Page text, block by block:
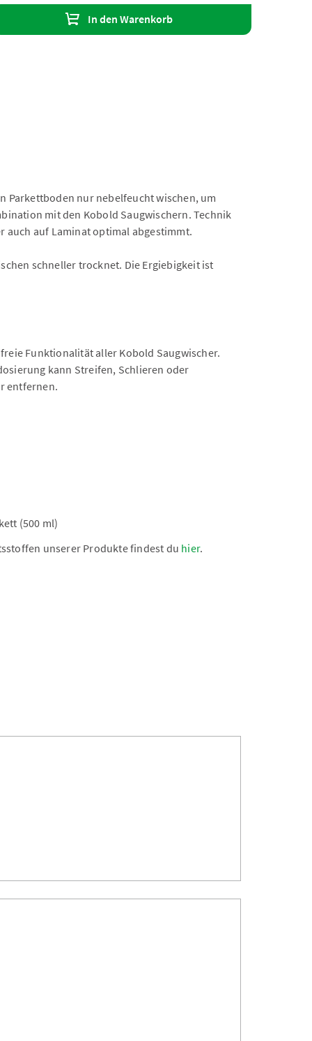
In den Warenkorb
Parkettboden nur nebelfeucht wischen, um
mit den Kobold Saugwischern. Technik
auch auf Laminat optimal abgestimmt.
schneller trocknet. Die Ergiebigkeit ist
Funktionalität aller Kobold Saugwischer.
kann Streifen, Schlieren oder
entfernen.
(500 ml)
unserer Produkte findest du hier.